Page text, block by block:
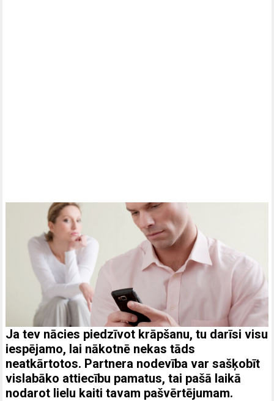
Ja tev nācies piedzīvot krāpšanu, tu darīsi visu
iespējamo, lai nākotnē nekas tāds
neatkārtotos. Partnera nodevība var sašķobīt
vislabāko attiecību pamatus, tai pašā laikā
nodarot lielu kaiti tavam pašvērtējumam.